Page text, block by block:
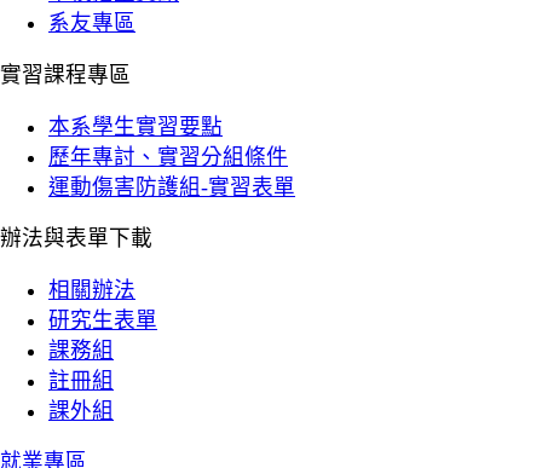
系友專區
實習課程專區
本系學生實習要點
歷年專討、實習分組條件
運動傷害防護組-實習表單
辦法與表單下載
相關辦法
研究生表單
課務組
註冊組
課外組
就業專區